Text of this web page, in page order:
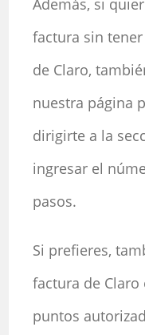
Además, si
factura sin
de Claro,
nuestra página
dirigirte a la
ingresar el
pasos.
Si prefieres,
factura de
puntos